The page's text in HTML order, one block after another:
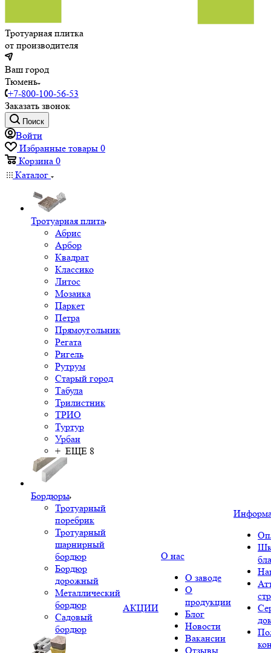
Тротуарная плитка
от производителя
Ваш город
Тюмень
+7-800-100-56-53
Заказать звонок
Поиск
Войти
Избранные товары 0
Корзина 0
Каталог
Тротуарная плита
Абрис
Арбор
Квадрат
Классико
Литос
Мозаика
Паркет
Петра
Прямоугольник
Регата
Ригель
Рутрум
Старый город
Табула
Трилистник
ТРИО
Туртур
Урбан
+ ЕЩЕ 8
Бордюры
Тротуарный
поребрик
Тротуарный
шарнирный
бордюр
Бордюр
дорожный
Металлический
бордюр
Садовый
бордюр
АКЦИИ
О нас
О заводе
О
продукции
Блог
Новости
Вакансии
Отзывы